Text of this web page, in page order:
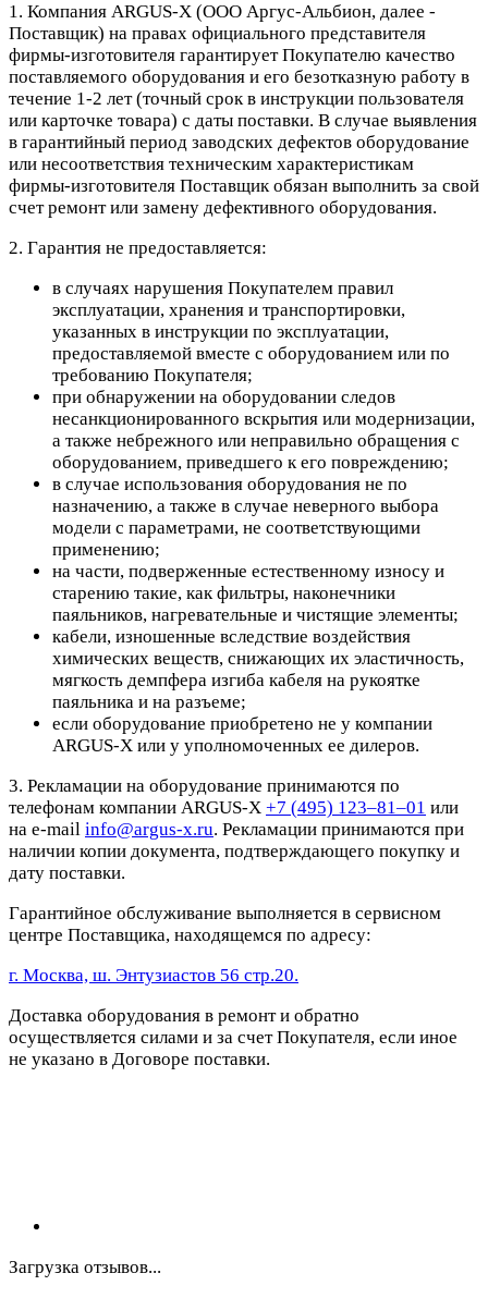
1. Компания ARGUS-X (ООО Аргус-Альбион, далее -
Поставщик) на правах официального представителя
фирмы-изготовителя гарантирует Покупателю качество
поставляемого оборудования и его безотказную работу в
течение 1-2 лет (точный срок в инструкции пользователя
или карточке товара) с даты поставки. В случае выявления
в гарантийный период заводских дефектов оборудование
или несоответствия техническим характеристикам
фирмы-изготовителя Поставщик обязан выполнить за свой
счет ремонт или замену дефективного оборудования.
2. Гарантия не предоставляется:
в случаях нарушения Покупателем правил
эксплуатации, хранения и транспортировки,
указанных в инструкции по эксплуатации,
предоставляемой вместе с оборудованием или по
требованию Покупателя;
при обнаружении на оборудовании следов
несанкционированного вскрытия или модернизации,
а также небрежного или неправильно обращения с
оборудованием, приведшего к его повреждению;
в случае использования оборудования не по
назначению, а также в случае неверного выбора
модели с параметрами, не соответствующими
применению;
на части, подверженные естественному износу и
старению такие, как фильтры, наконечники
паяльников, нагревательные и чистящие элементы;
кабели, изношенные вследствие воздействия
химических веществ, снижающих их эластичность,
мягкость демпфера изгиба кабеля на рукоятке
паяльника и на разъеме;
если оборудование приобретено не у компании
ARGUS-X или у уполномоченных ее дилеров.
3. Рекламации на оборудование принимаются по
телефонам компании ARGUS-X +7 (495) 123–81–01 или
на e-mail info@argus-x.ru. Рекламации принимаются при
наличии копии документа, подтверждающего покупку и
дату поставки.
Гарантийное обслуживание выполняется в сервисном
центре Поставщика, находящемся по адресу:
г. Москва, ш. Энтузиастов 56 стр.20.
Доставка оборудования в ремонт и обратно
осуществляется силами и за счет Покупателя, если иное
не указано в Договоре поставки.
Загрузка отзывов...